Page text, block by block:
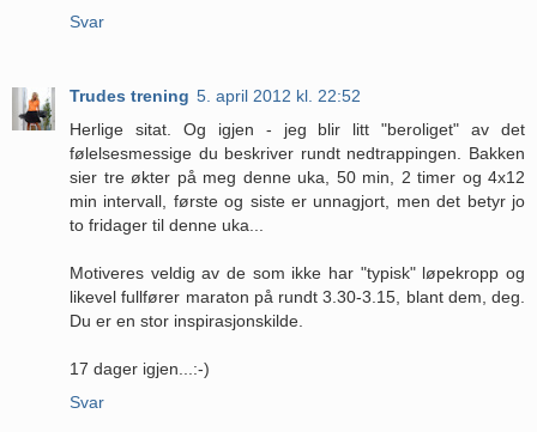
Svar
Trudes trening 5. april 2012 kl. 22:52
Herlige sitat. Og igjen - jeg blir litt "beroliget" av det
følelsesmessige du beskriver rundt nedtrappingen. Bakken
sier tre økter på meg denne uka, 50 min, 2 timer og 4x12
min intervall, første og siste er unnagjort, men det betyr jo
to fridager til denne uka...
Motiveres veldig av de som ikke har "typisk" løpekropp og
likevel fullfører maraton på rundt 3.30-3.15, blant dem, deg.
Du er en stor inspirasjonskilde.
17 dager igjen...:-)
Svar